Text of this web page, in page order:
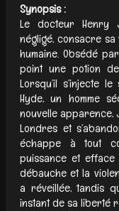
Synopsis :
Le docteur Henry
négligé, consacre sa
humaine. Obsédé
point une potion
Lorsqu’il s’injecte
Hyde, un homme
nouvelle
Londres et
échappe à tout
puissance et efface
débauche et la
a réveillée, tandis
instant de sa liberté